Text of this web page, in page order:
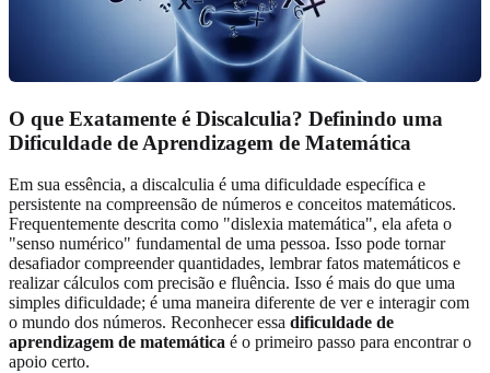
O que Exatamente é Discalculia? Definindo uma
Dificuldade de Aprendizagem de Matemática
Em sua essência, a discalculia é uma dificuldade específica e
persistente na compreensão de números e conceitos matemáticos.
Frequentemente descrita como "dislexia matemática", ela afeta o
"senso numérico" fundamental de uma pessoa. Isso pode tornar
desafiador compreender quantidades, lembrar fatos matemáticos e
realizar cálculos com precisão e fluência. Isso é mais do que uma
simples dificuldade; é uma maneira diferente de ver e interagir com
o mundo dos números. Reconhecer essa dificuldade de
aprendizagem de matemática é o primeiro passo para encontrar o
apoio certo.